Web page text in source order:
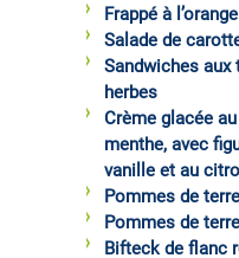
Frappé à l’orange
Salade de
Sandwiches
herbes
Crème glacée
menthe, avec
vanille et au
Pommes de
Pommes de
Bifteck de flanc